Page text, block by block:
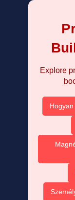
Explore